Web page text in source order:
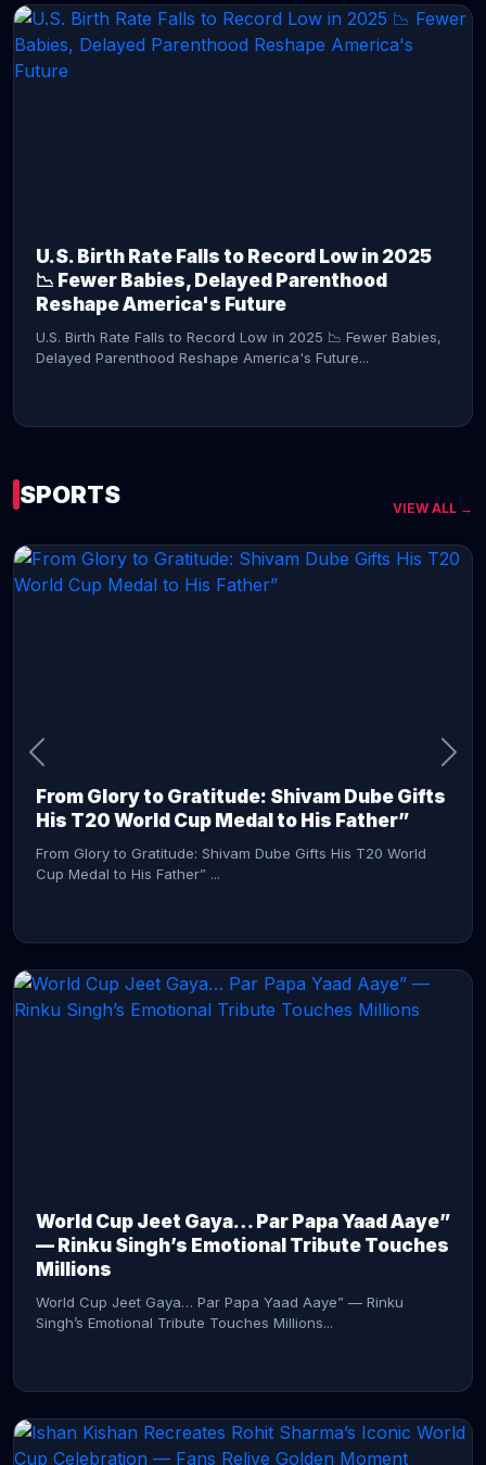
U.S. Birth Rate Falls to Record Low in 2025
📉 Fewer Babies, Delayed Parenthood
Reshape America's Future
U.S. Birth Rate Falls to Record Low in 2025 📉 Fewer Babies,
Delayed Parenthood Reshape America's Future...
SPORTS VIEW ALL →
From Glory to Gratitude: Shivam Dube Gifts
His T20 World Cup Medal to His Father”
From Glory to Gratitude: Shivam Dube Gifts His T20 World
Cup Medal to His Father” ...
World Cup Jeet Gaya… Par Papa Yaad Aaye”
— Rinku Singh’s Emotional Tribute Touches
Millions
World Cup Jeet Gaya… Par Papa Yaad Aaye” — Rinku
Singh’s Emotional Tribute Touches Millions...